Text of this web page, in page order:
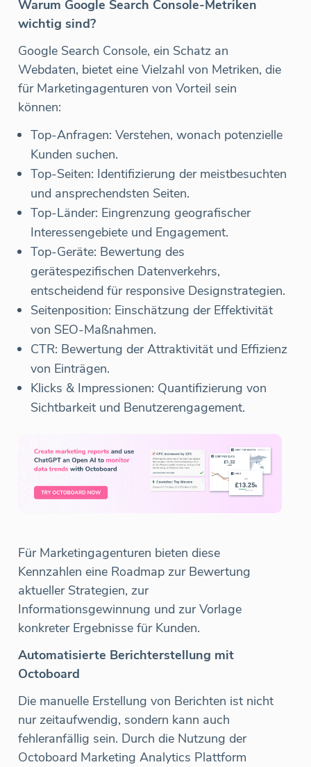
Warum Google Search Console-Metriken
wichtig sind?
Google Search Console, ein Schatz an
Webdaten, bietet eine Vielzahl von Metriken, die
für Marketingagenturen von Vorteil sein
können:
Top-Anfragen: Verstehen, wonach potenzielle
Kunden suchen.
Top-Seiten: Identifizierung der meistbesuchten
und ansprechendsten Seiten.
Top-Länder: Eingrenzung geografischer
Interessengebiete und Engagement.
Top-Geräte: Bewertung des
gerätespezifischen Datenverkehrs,
entscheidend für responsive Designstrategien.
Seitenposition: Einschätzung der Effektivität
von SEO-Maßnahmen.
CTR: Bewertung der Attraktivität und Effizienz
von Einträgen.
Klicks & Impressionen: Quantifizierung von
Sichtbarkeit und Benutzerengagement.
Für Marketingagenturen bieten diese
Kennzahlen eine Roadmap zur Bewertung
aktueller Strategien, zur
Informationsgewinnung und zur Vorlage
konkreter Ergebnisse für Kunden.
Automatisierte Berichterstellung mit
Octoboard
Die manuelle Erstellung von Berichten ist nicht
nur zeitaufwendig, sondern kann auch
fehleranfällig sein. Durch die Nutzung der
Octoboard Marketing Analytics Plattform